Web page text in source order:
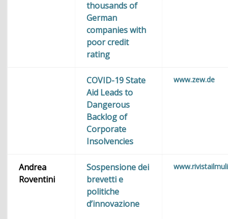
thousands of
German
companies with
poor credit
rating
COVID-19 State
Aid Leads to
Dangerous
Backlog of
Corporate
Insolvencies
www.zew.de
Andrea
Roventini
Sospensione dei
brevetti e
politiche
d’innovazione